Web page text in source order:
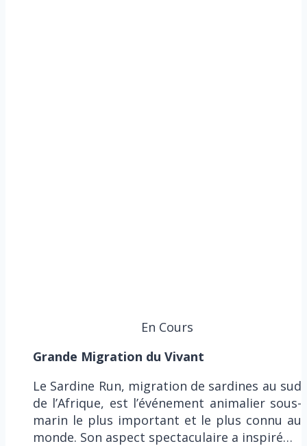
En Cours
Grande Migration du Vivant
Le Sardine Run, migration de sardines au sud
de l’Afrique, est l’événement animalier sous-
marin le plus important et le plus connu au
monde. Son aspect spectaculaire a inspiré…